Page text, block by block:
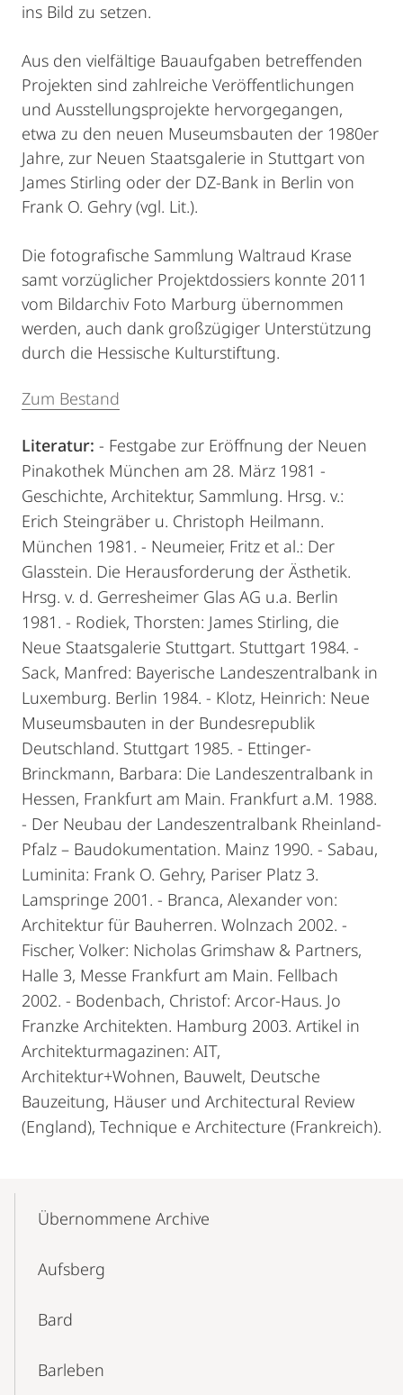
ins Bild zu setzen.
Aus den vielfältige Bauaufgaben betreffenden
Projekten sind zahlreiche Veröffentlichungen
und Ausstellungsprojekte hervorgegangen,
etwa zu den neuen Museumsbauten der 1980er
Jahre, zur Neuen Staatsgalerie in Stuttgart von
James Stirling oder der DZ-Bank in Berlin von
Frank O. Gehry (vgl. Lit.).
Die fotografische Sammlung Waltraud Krase
samt vorzüglicher Projektdossiers konnte 2011
vom Bildarchiv Foto Marburg übernommen
werden, auch dank großzügiger Unterstützung
durch die Hessische Kulturstiftung.
Zum Bestand
Literatur: - Festgabe zur Eröffnung der Neuen
Pinakothek München am 28. März 1981 -
Geschichte, Architektur, Sammlung. Hrsg. v.:
Erich Steingräber u. Christoph Heilmann.
München 1981. - Neumeier, Fritz et al.: Der
Glasstein. Die Herausforderung der Ästhetik.
Hrsg. v. d. Gerresheimer Glas AG u.a. Berlin
1981. - Rodiek, Thorsten: James Stirling, die
Neue Staatsgalerie Stuttgart. Stuttgart 1984. -
Sack, Manfred: Bayerische Landeszentralbank in
Luxemburg. Berlin 1984. - Klotz, Heinrich: Neue
Museumsbauten in der Bundesrepublik
Deutschland. Stuttgart 1985. - Ettinger-
Brinckmann, Barbara: Die Landeszentralbank in
Hessen, Frankfurt am Main. Frankfurt a.M. 1988.
- Der Neubau der Landeszentralbank Rheinland-
Pfalz – Baudokumentation. Mainz 1990. - Sabau,
Luminita: Frank O. Gehry, Pariser Platz 3.
Lamspringe 2001. - Branca, Alexander von:
Architektur für Bauherren. Wolnzach 2002. -
Fischer, Volker: Nicholas Grimshaw & Partners,
Halle 3, Messe Frankfurt am Main. Fellbach
2002. - Bodenbach, Christof: Arcor-Haus. Jo
Franzke Architekten. Hamburg 2003. Artikel in
Architekturmagazinen: AIT,
Architektur+Wohnen, Bauwelt, Deutsche
Bauzeitung, Häuser und Architectural Review
(England), Technique e Architecture (Frankreich).
Content-
NavigationÜbernommene Archive
Aufsberg
Bard
Barleben